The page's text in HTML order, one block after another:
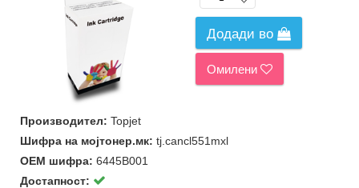
Додади во
Омилени
Производител: Topjet
Шифра на мојтонер.мк: tj.cancl551mxl
ОЕМ шифра: 6445B001
Достапност: